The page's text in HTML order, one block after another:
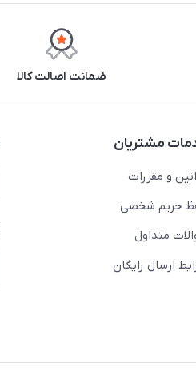
ضمانت اصالت کالا
مشتریان
و مقررات
حریم شخصی
متداول
ارسال رایگان